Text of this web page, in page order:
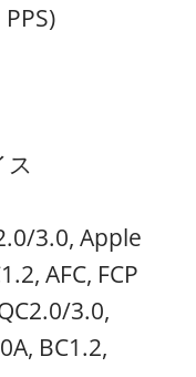
ス
3.0, Apple
AFC, FCP
3.0,
BC1.2,